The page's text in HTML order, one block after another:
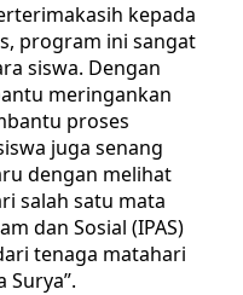
kepada
program ini sangat
siswa. Dengan
meringankan
proses
juga senang
dengan melihat
salah satu mata
dan Sosial (IPAS)
tenaga matahari
Surya”.